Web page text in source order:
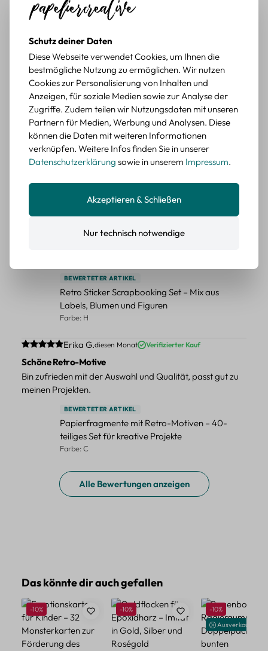
würde sie wieder kaufen.
Retro Briefmarken Sticker Set – 45 Papier-
Sticker mit Wald- und Tiermotiven
Durchschnittliche Bewertung von 5 von 5 Sternen
Erika G.diesen Monat Verifizierter Kauf
Schöne Motive
Die Sticker passen gut zu meinen Büchern, würde sie
wieder kaufen.
BEWERTETER ARTIKEL
Retro Blumen Sticker Set – 45 Stück mit 15
Farbe: F
Durchschnittliche Bewertung von 5 von 5 Sternen
BEWERTETER ARTIKEL
Retro Sticker Scrapbooking Set – Mix aus
Labels, Blumen und Figuren
Farbe: H
Durchschnittliche Bewertung von 5 von 5 Sternen
Erika G.diesen Monat Verifizierter Kauf
Schöne Retro-Motive
Bin zufrieden mit der Auswahl und Qualität, passt gut zu
meinen Projekten.
BEWERTETER ARTIKEL
Papierfragmente mit Retro-Motiven – 40-
teiliges Set für kreative Projekte
Farbe: C
Alle Bewertungen anzeigen
Produktgalerie überspringen
Das könnte dir auch gefallen
Rabatt
-10% Rabatt
-10% Rabatt
-10%
Ausverkauft
Schutz deiner Daten
Diese Webseite verwendet Cookies, um Ihnen die
bestmögliche Nutzung zu ermöglichen. Wir nutzen
Cookies zur Personalisierung von Inhalten und
Anzeigen, für soziale Medien sowie zur Analyse der
Zugriffe. Zudem teilen wir Nutzungsdaten mit unseren
Partnern für Medien, Werbung und Analysen. Diese
können die Daten mit weiteren Informationen
verknüpfen. Weitere Infos finden Sie in unserer
Datenschutzerklärung sowie in unserem Impressum.
Nur technisch notwendige
Akzeptieren & Schließen